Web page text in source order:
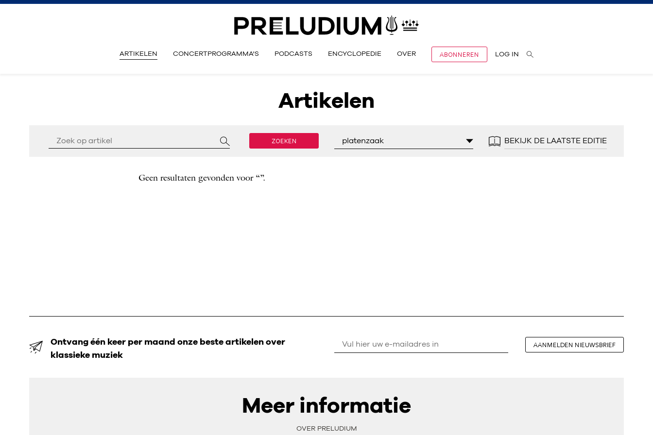
ARTIKELEN CONCERTPROGRAMMA'S PODCASTS ENCYCLOPEDIE OVER ABONNEREN LOG IN
Artikelen
ZOEKEN platenzaak BEKIJK DE LAATSTE EDITIE
Geen resultaten gevonden voor “”.
Ontvang één keer per maand onze beste artikelen over
klassieke muziek
AANMELDEN NIEUWSBRIEF
Meer informatie
OVER PRELUDIUM